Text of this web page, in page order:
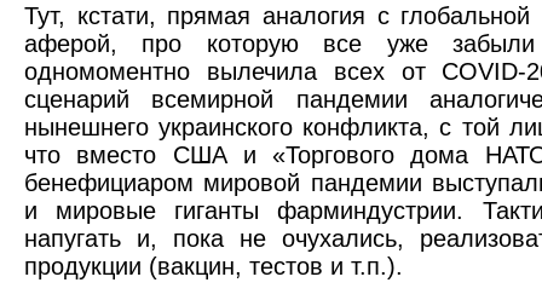
Тут, кстати, прямая аналогия с глобальной
аферой, про которую все уже
одномоментно вылечила всех от COVID-
сценарий всемирной пандемии
нынешнего украинского конфликта, с той
что вместо США и «Торгового дома
бенефициаром мировой пандемии
и мировые гиганты фарминдустрии.
напугать и, пока не очухались,
продукции (вакцин, тестов и т.п.).